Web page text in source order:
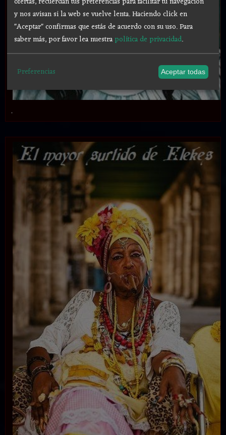
.
y nos avisan si la web se vuelve lenta. Haciendo click en
"Aceptar" confirmas que estás de acuerdo con su uso.Para
saber más, por favor lea nuestrapolítica de privacidad.
Preferencias Aceptar todas